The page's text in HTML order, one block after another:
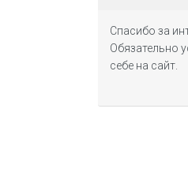
Спасибо за
Обязательно
себе на сайт.